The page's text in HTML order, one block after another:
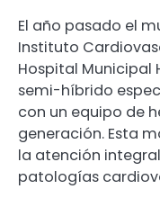
El año pasado el
Instituto
Hospital Municipal
semi-híbrido
con un equipo de
generación. Esta
la atención
patologías